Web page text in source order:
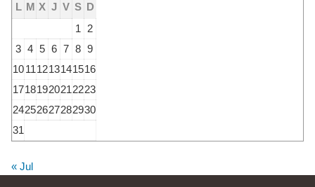
L M X J V S D
1
2
3 4 5 6 7 8 9
10111213141516
17181920212223
24252627282930
31
« Jul